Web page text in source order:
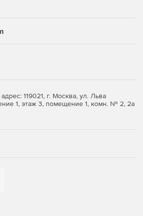
параметров, заданных в активном
типов данных InterBase/Firebird.
файлы для сравнения и
техподдержка в период
119021, г. Москва, ул. Льва
1, этаж 3, помещение 1, комн. № 2, 2а